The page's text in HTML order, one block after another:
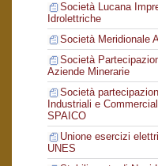
Società Lucana
Idrolettriche
Società Meridionale
Società
Aziende Minerarie
Società
Industriali e
SPAICO
Unione esercizi
UNES